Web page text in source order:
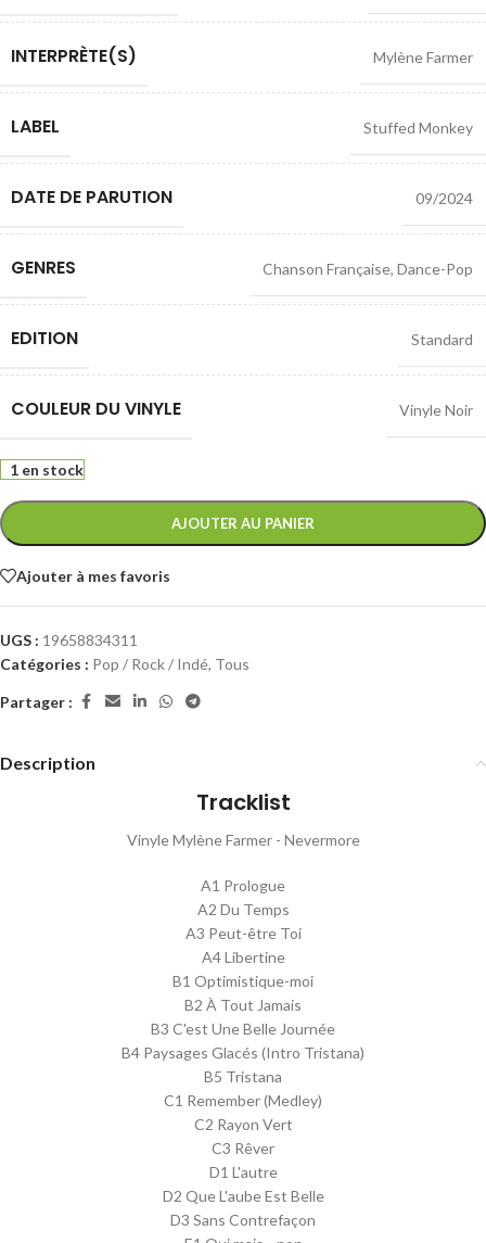
INTERPRÈTE(S) Mylène Farmer
LABEL Stuffed Monkey
DATE DE PARUTION 09/2024
GENRES Chanson Française, Dance-Pop
EDITION Standard
COULEUR DU VINYLE Vinyle Noir
1 en stock
AJOUTER AU PANIER
Ajouter à mes favoris
UGS : 19658834311
Catégories : Pop / Rock / Indé, Tous
Partager :
Description
Tracklist
Vinyle Mylène Farmer - Nevermore
A1 Prologue
A2 Du Temps
A3 Peut-être Toi
A4 Libertine
B1 Optimistique-moi
B2 À Tout Jamais
B3 C'est Une Belle Journée
B4 Paysages Glacés (Intro Tristana)
B5 Tristana
C1 Remember (Medley)
C2 Rayon Vert
C3 Rêver
D1 L'autre
D2 Que L'aube Est Belle
D3 Sans Contrefaçon